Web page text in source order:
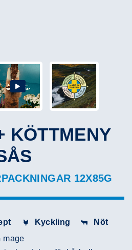
KÖTTMENY
12X85G
Kyckling
Nöt
mage